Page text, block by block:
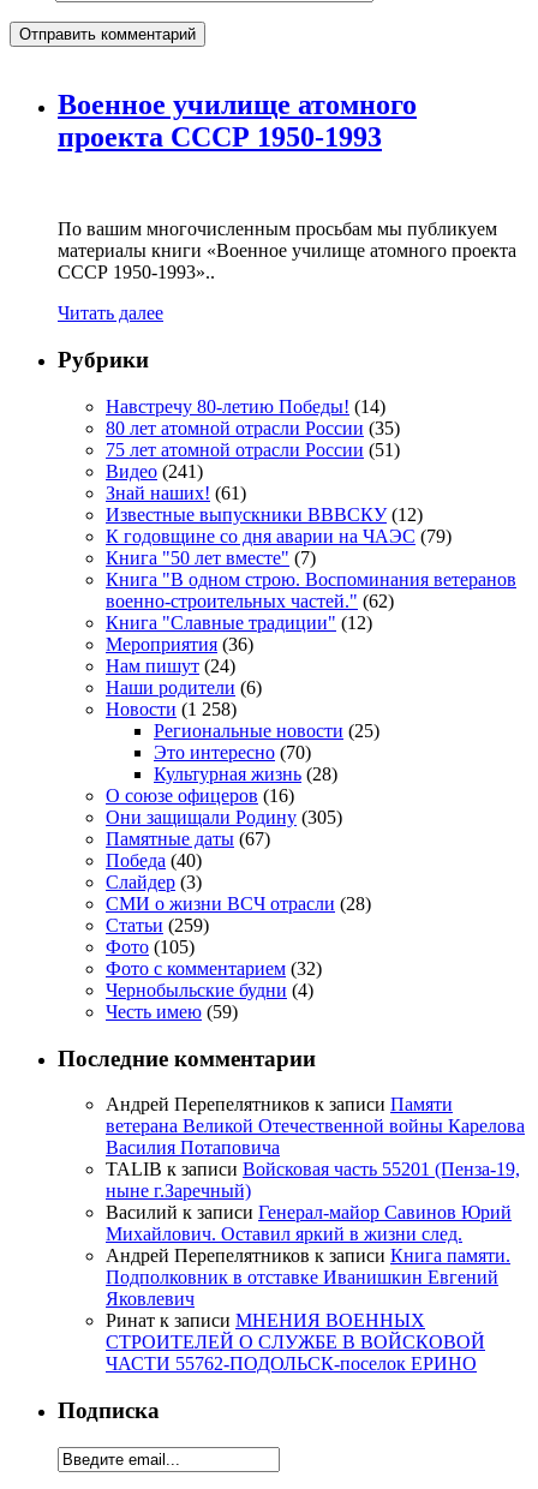
Военное училище атомного
проекта СССР 1950-1993
По вашим многочисленным просьбам мы публикуем
материалы книги «Военное училище атомного проекта
СССР 1950-1993»..
Читать далее
Рубрики
Навстречу 80-летию Победы! (14)
80 лет атомной отрасли России (35)
75 лет атомной отрасли России (51)
Видео (241)
Знай наших! (61)
Известные выпускники ВВВСКУ(12)
К годовщине со дня аварии на ЧАЭС (79)
Книга "50 лет вместе" (7)
Книга "В одном строю. Воспоминания ветеранов
военно-строительных частей." (62)
Книга "Славные традиции" (12)
Мероприятия (36)
Нам пишут (24)
Наши родители (6)
Новости (1 258)
Региональные новости (25)
Это интересно (70)
Культурная жизнь (28)
О союзе офицеров (16)
Они защищали Родину (305)
Памятные даты (67)
Победа (40)
Слайдер (3)
СМИ о жизни ВСЧ отрасли (28)
Статьи (259)
Фото (105)
Фото с комментарием (32)
Чернобыльские будни (4)
Честь имею (59)
Последние комментарии
Андрей Перепелятников к записи Памяти
ветерана Великой Отечественной войны Карелова
Василия Потаповича
TALIB к записи Войсковая часть 55201 (Пенза-19,
ныне г.Заречный)
Василий к записи Генерал-майор Савинов Юрий
Михайлович. Оставил яркий в жизни след.
Андрей Перепелятников к записи Книга памяти.
Подполковник в отставке Иванишкин Евгений
Яковлевич
Ринат к записи МНЕНИЯ ВОЕННЫХ
СТРОИТЕЛЕЙ О СЛУЖБЕ В ВОЙСКОВОЙ
ЧАСТИ 55762-ПОДОЛЬСК-поселок ЕРИНО
Подписка